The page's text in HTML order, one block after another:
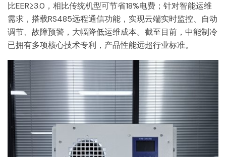
比EER≥3.0，相比传统机型可节省18%电费；针对智能运维
需求，搭载RS485远程通信功能，实现云端实时监控、自动
调节、故障预警，大幅降低运维成本。截至目前，中能制冷
已拥有多项核心技术专利，产品性能远超行业标准。